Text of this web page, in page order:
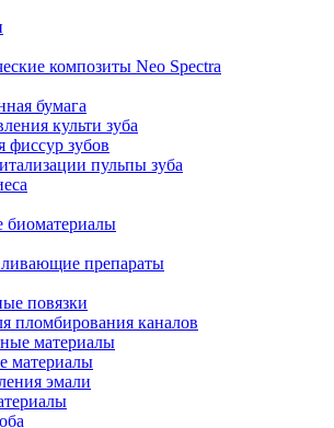
композиты Neo Spectra
бумага
культи зуба
фиссур зубов
пульпы зуба
биоматериалы
препараты
повязки
пломбирования каналов
материалы
материалы
эмали